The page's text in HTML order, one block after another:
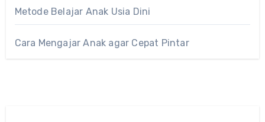
Metode Belajar Anak Usia Dini
Cara Mengajar Anak agar Cepat Pintar